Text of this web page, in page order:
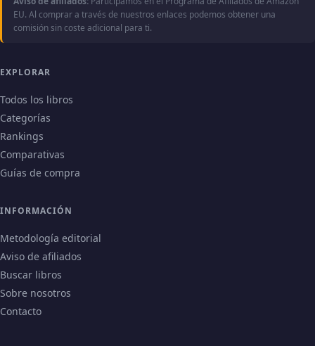
EU. Al comprar a través de nuestros enlaces podemos obtener una
comisión sin coste adicional para ti.
EXPLORAR
Todos los libros
Categorías
Rankings
Comparativas
Guías de compra
INFORMACIÓN
Metodología editorial
Aviso de afiliados
Buscar libros
Sobre nosotros
Contacto